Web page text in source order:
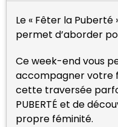
Le « Fêter la Puberté
permet d’aborder
Ce week-end vous
accompagner votre
cette traversée
PUBERTÉ et de
propre féminité.